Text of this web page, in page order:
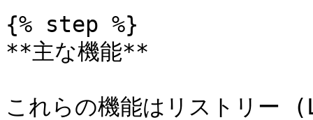
{% step %}
**主な機能**
これらの機能はリストリ